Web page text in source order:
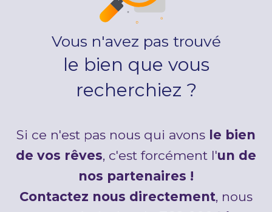
Vous n'avez pas trouvé
le bien que vous
recherchiez ?
Si ce n'est pas nous qui avons le bien
de vos rêves, c'est forcément l'un de
nos partenaires !
Contactez nous directement, nous